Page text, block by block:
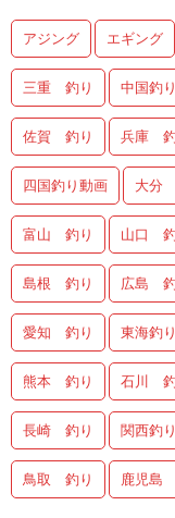
アジング エギング
三重 釣り 中国釣
佐賀 釣り 兵庫
四国釣り動画 大分
富山 釣り 山口
島根 釣り 広島
愛知 釣り 東海釣
熊本 釣り 石川
長崎 釣り 関西釣
鳥取 釣り 鹿児島